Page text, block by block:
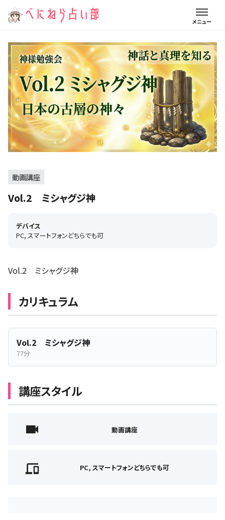
動画講座
Vol.2 ミシャグジ神
デバイス
PC, スマートフォンどちらでも可
Vol.2 ミシャグジ神
カリキュラム
Vol.2 ミシャグジ神
77分
講座スタイル
動画講座
PC, スマートフォンどちらでも可